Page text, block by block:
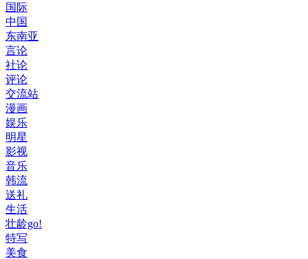
国际
中国
东南亚
言论
社论
评论
交流站
漫画
娱乐
明星
影视
音乐
韩流
送礼
生活
壮龄go!
特写
美食